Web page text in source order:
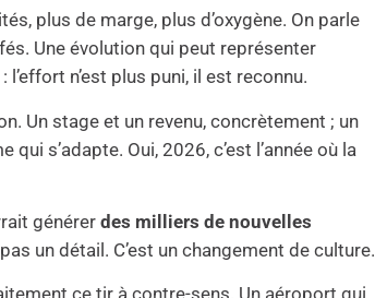
plus de marge, plus d’oxygène. On parle
Une évolution qui peut représenter
n’est plus puni, il est reconnu.
Un stage et un revenu, concrètement ; un
s’adapte. Oui, 2026, c’est l’année où la
générerdes milliers de nouvelles
pas un détail. C’est un changement de culture.